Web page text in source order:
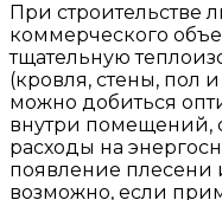
При строительстве
коммерческого
тщательную
(кровля, стены, пол
можно добиться
внутри помещений,
расходы на
появление плесени
возможно, если